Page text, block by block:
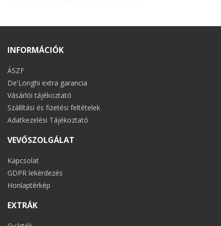
INFORMÁCIÓK
ÁSZF
De'Longhi extra garancia
Vásárlói tájékoztató
Szállítási és fizetési feltételek
Adatkezelési Tájékoztató
VEVŐSZOLGÁLAT
Kapcsolat
GDPR lekérdezés
Honlaptérkép
EXTRÁK